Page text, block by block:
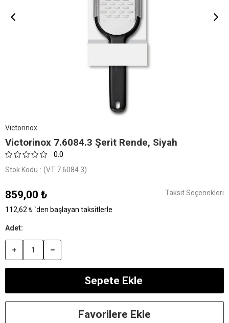
Victorinox
Victorinox 7.6084.3 Şerit Rende, Siyah
0.0
Stok Kodu (VT 7.6084.3)
859,00 ₺ Taksit Seçenekleri
112,62 ₺`den başlayan taksitlerle
Favorilere Ekle